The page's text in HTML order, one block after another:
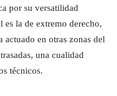
por su versatilidad
la de extremo derecho,
en otras zonas del
una cualidad
técnicos.